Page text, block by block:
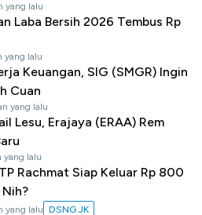
yang lalu
Laba Bersih 2026 Tembus Rp
yang lalu
Keuangan, SIG (SMGR) Ingin
Cuan
yang lalu
Lesu, Erajaya (ERAA) Rem
yang lalu
Rachmat Siap Keluar Rp 800
yang lalu DSNG.JK